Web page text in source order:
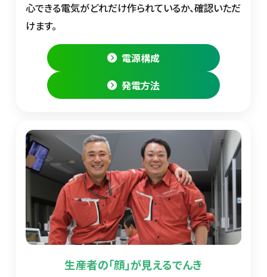
心できる電気がどれだけ作られているか、確認いただ
けます。
電源構成
発電方法
生産者の「顔」が見えるでんき